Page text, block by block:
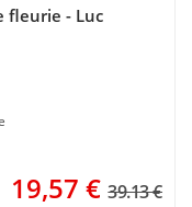
fleurie - Luc
19,57 € 39.13 €